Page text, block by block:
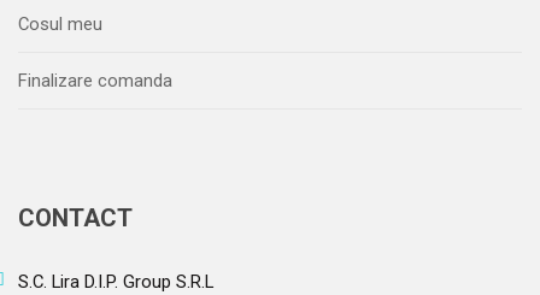
Cosul meu
Finalizare comanda
CONTACT
S.C. Lira D.I.P. Group S.R.L